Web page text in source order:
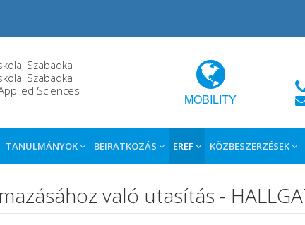
Szabadka
Szabadka
Sciences
MOBILITY
TANULMÁNYOK BEIRATKOZÁS EREF KÖZBESZERZÉSEK
való utasítás -